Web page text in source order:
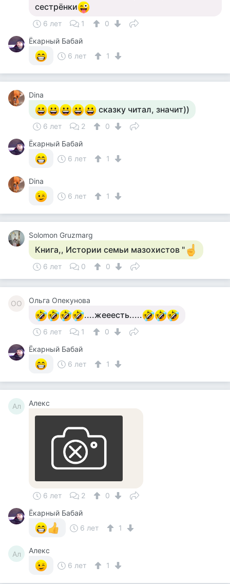
сестрёнки
6 лет 1
0
Ёкарный Бабай
6 лет
1
Dina
сказку читал, значит))
6 лет 2
0
Ёкарный Бабай
6 лет
1
Dina
6 лет
1
Solomon Gruzmarg
Книга,, Истории семьи мазохистов "
6 лет 0 0
ОО Ольга Опекунова
....жееесть.....
6 лет 1
0
Ёкарный Бабай
6 лет
1
Ал Алекс
6 лет 2
0
Ёкарный Бабай
6 лет
1
Ал
Алекс
6 лет
1